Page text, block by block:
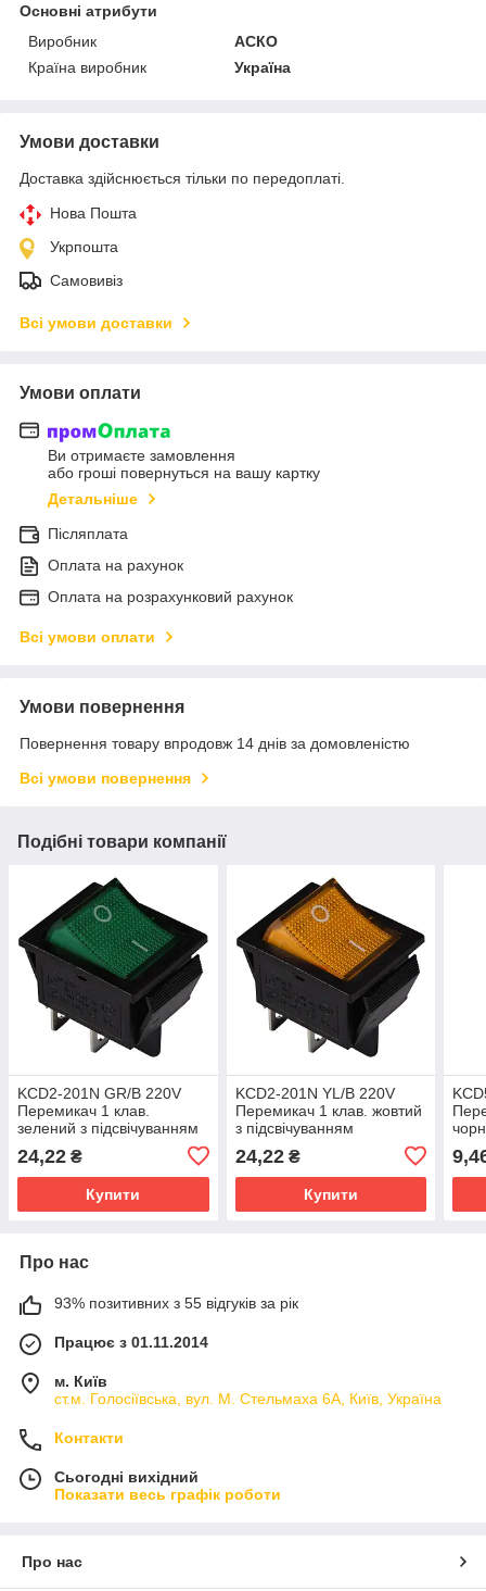
Основні атрибути
Виробник
АСКО
Країна виробник
Україна
Умови доставки
Доставка здійснюється тільки по передоплаті.
Нова Пошта
Укрпошта
Самовивіз
Всі умови доставки
Умови оплати
Ви отримаєте замовлення
або гроші повернуться на вашу картку
Детальніше
Післяплата
Оплата на рахунок
Оплата на розрахунковий рахунок
Всі умови оплати
Умови повернення
Повернення товару впродовж 14 днів за домовленістю
Всі умови повернення
Подібні товари компанії
KCD2-201N GR/B 220V
Перемикач 1 клав.
зелений з підсвічуванням
24,22 ₴
Купити
KCD2-201N YL/B 220V
Перемикач 1 клав. жовтий
з підсвічуванням
24,22₴
Купити
Про нас
93% позитивних з 55 відгуків за рік
Працює з 01.11.2014
м. Київ
ст.м. Голосіївська, вул. М. Стельмаха 6А, Київ, Україна
Контакти
Сьогодні вихідний
Показати весь графік роботи
Про нас